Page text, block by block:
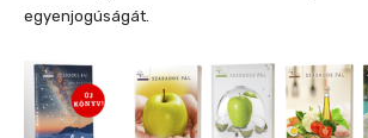
egyenjogúságát.